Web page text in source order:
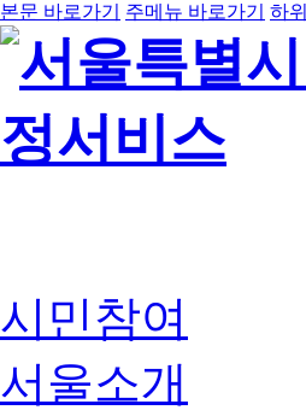
본문 바로가기 주메뉴 바로가기 하
시민참여
서울소개